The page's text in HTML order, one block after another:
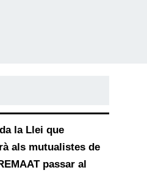
la Llei que
als mutualistes de
passar al